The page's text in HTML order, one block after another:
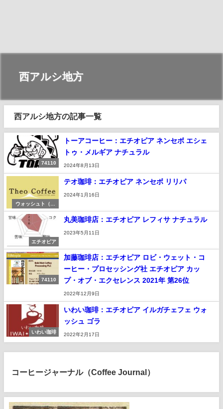
西アルシ地方
西アルシ地方の記事一覧
74110
トーアコーヒー：エチオピア ネンセボ エシェ
トゥ・メルギア ナチュラル
2024年8月13日
ウォッシュト（湿
式）
テオ珈琲：エチオピア ネンセボ リリパ
2024年1月16日
エチオピア
丸美珈琲店：エチオピア レフィサ ナチュラル
2023年5月11日
74110
加藤珈琲店：エチオピア ロビ・ウェット・コ
ーヒー・プロセッシング社 エチオピア カッ
プ・オブ・エクセレンス 2021年 第26位
2022年12月9日
いわい珈琲
いわい珈琲：エチオピア イルガチェフェ ウォ
ッシュ ゴラ
2022年2月17日
コーヒージャーナル（Coffee Journal）